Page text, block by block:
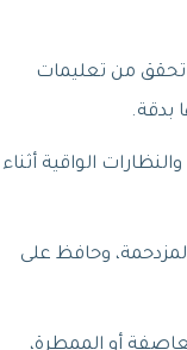
تحقق من تعليمات
بدقة.
الواقية أثناء
وحافظ على
أو الممطرة،